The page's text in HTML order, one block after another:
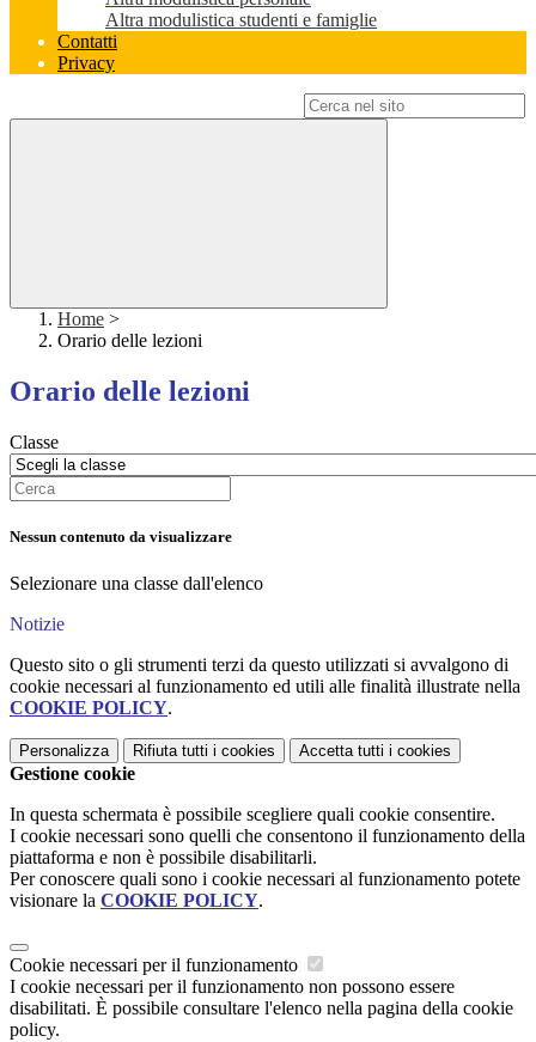
Altra modulistica studenti e famiglie
Contatti
Privacy
Home >
Orario delle lezioni
Orario delle lezioni
Classe
Nessun contenuto da visualizzare
Selezionare una classe dall'elenco
Notizie
Questo sito o gli strumenti terzi da questo utilizzati si avvalgono di
cookie necessari al funzionamento ed utili alle finalità illustrate nella
COOKIE POLICY.
Personalizza Rifiuta tutti i cookies Accetta tutti i cookies
Gestione cookie
In questa schermata è possibile scegliere quali cookie consentire.
I cookie necessari sono quelli che consentono il funzionamento della
piattaforma e non è possibile disabilitarli.
Per conoscere quali sono i cookie necessari al funzionamento potete
visionare la COOKIE POLICY.
Cookie necessari per il funzionamento
I cookie necessari per il funzionamento non possono essere
disabilitati. È possibile consultare l'elenco nella pagina della cookie
policy.